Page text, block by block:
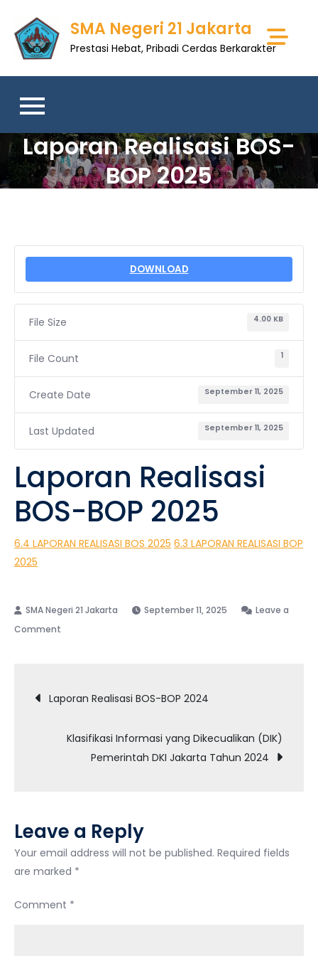
content
SMA Negeri 21 Jakarta
Prestasi Hebat, Pribadi Cerdas Berkarakter
Laporan Realisasi BOS-
BOP 2025
DOWNLOAD
File Size 4.00 KB
File Count 1
Create Date September 11, 2025
Last Updated September 11, 2025
Laporan Realisasi
BOS-BOP 2025
6.4 LAPORAN REALISASI BOS 2025 6.3 LAPORAN REALISASI BOP
2025
September 11, 2025
Leave a
Comment
BOP
Post
navigation
Laporan Realisasi BOS-BOP 2024
Klasifikasi Informasi yang Dikecualikan (DIK)
Pemerintah DKI Jakarta Tahun 2024
Leave a Reply
Your email address will not be published. Required fields
are marked *
Comment *